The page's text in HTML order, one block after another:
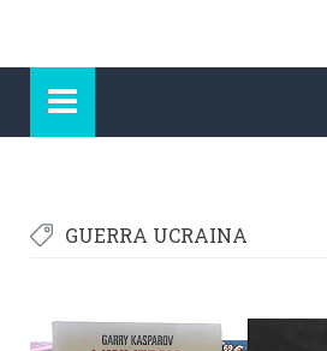
GUERRA UCRAINA